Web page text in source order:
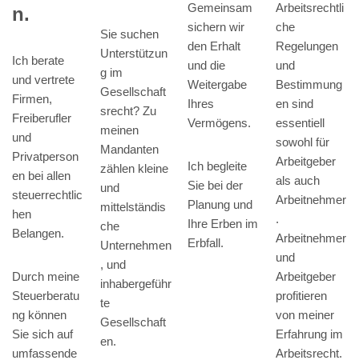
n.
Ich berate
und vertrete
Firmen,
Freiberufler
und
Privatperson
en bei allen
steuerrechtlic
hen
Belangen.
Durch meine
Steuerberatu
ng können
Sie sich auf
umfassende
Sie suchen
Unterstützun
g im
Gesellschaft
srecht? Zu
meinen
Mandanten
zählen kleine
und
mittelständis
che
Unternehmen
, und
inhabergeführ
te
Gesellschaft
en.
Gemeinsam
sichern wir
den Erhalt
und die
Weitergabe
Ihres
Vermögens.
Ich begleite
Sie bei der
Planung und
Ihre Erben im
Erbfall.
Arbeitsrechtli
che
Regelungen
und
Bestimmung
en sind
essentiell
sowohl für
Arbeitgeber
als auch
Arbeitnehmer
.
Arbeitnehmer
und
Arbeitgeber
profitieren
von meiner
Erfahrung im
Arbeitsrecht.